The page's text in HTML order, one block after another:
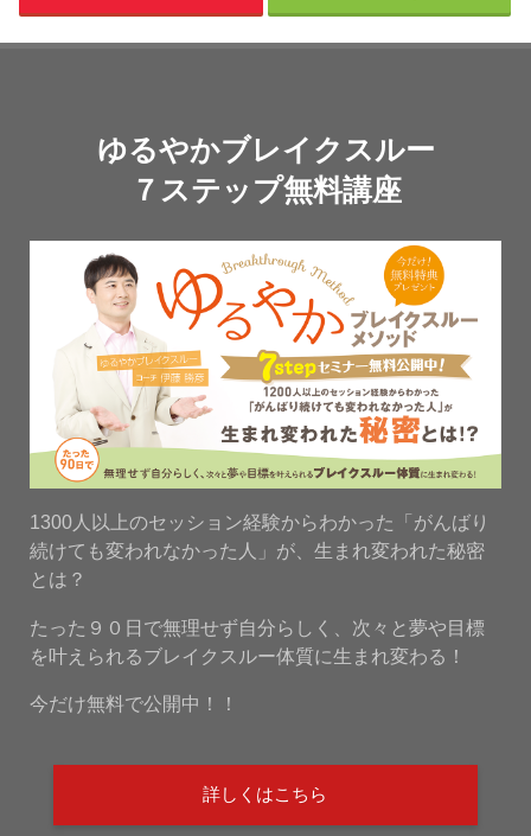
ゆるやかブレイクスルー
７ステップ無料講座
1300人以上のセッション経験からわかった「がんばり
続けても変われなかった人」が、生まれ変われた秘密
とは？
たった９０日で無理せず自分らしく、次々と夢や目標
を叶えられるブレイクスルー体質に生まれ変わる！
今だけ無料で公開中！！
詳しくはこちら